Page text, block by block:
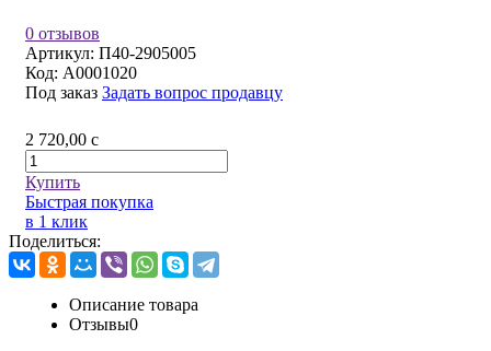
0 отзывов
Артикул: П40-2905005
Код: A0001020
Под заказ Задать вопрос продавцу
2 720,00 c
Купить
Быстрая покупка
в 1 клик
Поделиться:
Описание товара
Отзывы0